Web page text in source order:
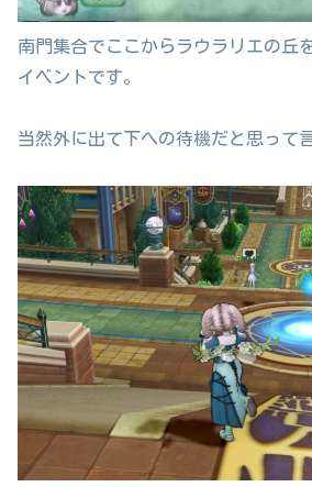
南門集合でここからラウラリエの丘
イベントです。
当然外に出て下への待機だと思って